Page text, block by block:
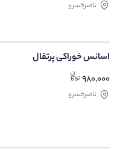
ناصرخسرو
اسانس خوراکی پرتقال
980,000
ناصرخسرو